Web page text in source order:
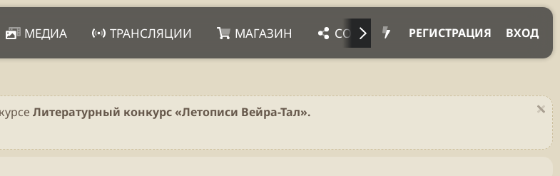
МЕДИА ТРАНСЛЯЦИИ МАГАЗИН СОЦ. СЕТИ ПРОЧЕЕ ВХОД
РЕГИСТРАЦИЯ
Литературный конкурс «Летописи Вейра-Тал».